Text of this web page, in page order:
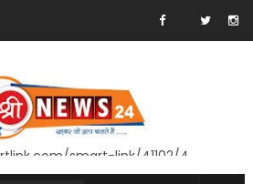
smart-link/41102/4